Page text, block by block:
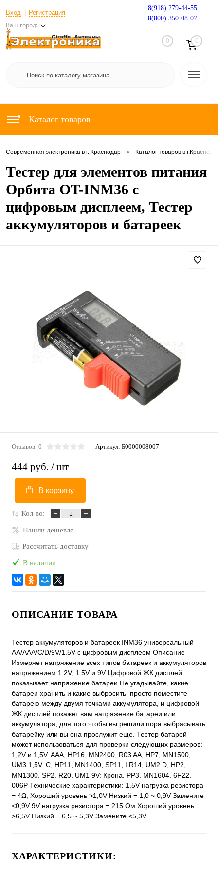
Вход Регистрация
Ваш город:
8(918) 279-44-55
8(800) 350-08-07
0 0
Каталог товаров
Современная электроника в г. Краснодар • Каталог товаров в
Тестер для элементов питания
Орбита OT-INM36 с
цифровым дисплеем, Тестер
аккумуляторов и батареек
Отзывов: 0 Артикул: Б0000008007
444 руб. / шт
В корзину
Кол-во:
Нашли дешевле
Рассчитать доставку
В наличии
ОПИСАНИЕ ТОВАРА
Тестер аккумуляторов и батареек INM36 универсальный
AA/AAA/C/D/9V/1.5V с цифровым дисплеем Описание
Измеряет напряжение всех типов батареек и аккумуляторов
напряжением 1.2V, 1.5V и 9V Цифровой ЖК дисплей
показывает напряжение батареи Не угадывайте, какие
батареи хранить и какие выбросить, просто поместите
батарею между двумя точками аккумулятора, и цифровой
ЖК дисплей покажет вам напряжение батареи или
аккумулятора, для того чтобы вы решили пора выбрасывать
батарейку или вы она прослужит еще. Тестер батарей
может использоваться для проверки следующих размеров:
1,2V и 1,5V: AAA, HP16, MN2400, R03 AA, HP7, MN1500,
UM3 1,5V: C, HP11, MN1400, SP11, LR14, UM2 D, HP2,
MN1300, SP2, R20, UM1 9V: Крона, PP3, MN1604, 6F22,
006P Технические характеристики: 1.5V нагрузка резистора
= 4Ω, Хороший уровень >1,0V Низкий = 1,0 ~ 0,9V Замените
<0,9V 9V нагрузка резистора = 215 Ом Хороший уровень
>6,5V Низкий = 6,5 ~ 5,3V Замените <5,3V
ХАРАКТЕРИСТИКИ: